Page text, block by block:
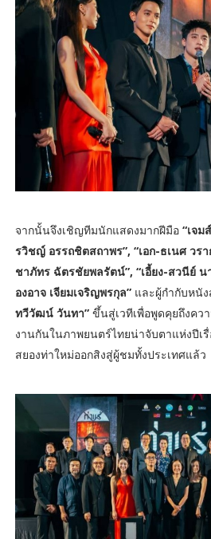
จากนั้นจึงเชิญทีมนักแสดงมากฝีมือ “เจ
รวิชญ์ อรรถชิตสถาพร”, “เอก-ธเนศ วร
ชาภัทร ฉัตรชัยพลรัตน์”, “เอี้ยง-สวนีย์
องอาจ เจียมเจริญพรกุล”และผู้กำกับหนัง
ทวีวัฒน์ วันทา” ขึ้นสู่เวทีเพื่อพูดคุยถึงค
งานกันในภาพยนตร์ไทยน่าจับตาแห่งปีเ
สยองท่าใหม่ออกสิงสู่ผู้ชมทั้งประเทศแล้ว